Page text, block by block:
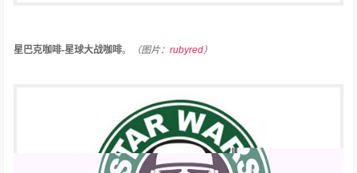
星巴克咖啡-星球大战咖啡。 （图片：rubyred）